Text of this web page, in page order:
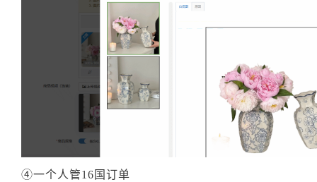
④一个人管16国订单